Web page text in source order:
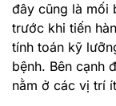
đây cũng là mối
trước khi tiến
tính toán kỹ
bệnh. Bên cạnh
nằm ở các vị trí